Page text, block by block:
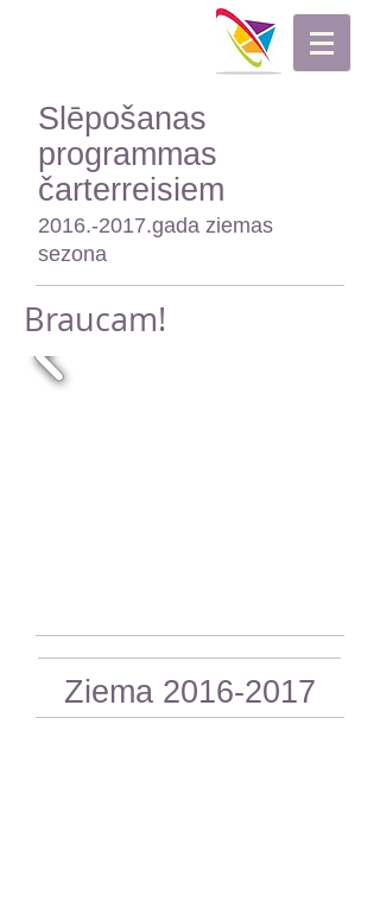
Slēpošanas
programmas
čarterreisiem
2016.-2017.gada ziemas
sezona
Braucam!
Ziema 2016-2017